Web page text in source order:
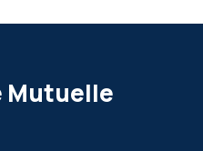
Mutuelle